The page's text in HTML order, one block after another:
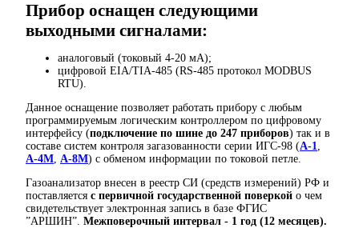
Прибор оснащен следующими
выходными сигналами:
аналоговый (токовый 4-20 мА);
цифровой EIA/TIA-485 (RS-485 протокол MODBUS
RTU).
Данное оснащение позволяет работать прибору с любым
программируемым логическим контроллером по цифровому
интерфейсу (подключение по шине до 247 приборов) так и в
составе систем контроля загазованности серии ИГС-98 (А-1,
А-4М, А-8М) с обменом информации по токовой петле.
Газоанализатор внесен в реестр СИ (средств измерений) РФ и
поставляется с первичной государственной поверкой о чем
свидетельствует электронная запись в базе ФГИС
”АРШИН”. Межповерочный интервал - 1 год (12 месяцев).